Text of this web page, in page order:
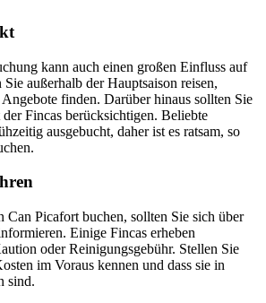
kann auch einen großen Einfluss auf
außerhalb der Hauptsaison reisen,
finden. Darüber hinaus sollten Sie
Fincas berücksichtigen. Beliebte
ausgebucht, daher ist es ratsam, so
Can Picafort buchen, sollten Sie sich über
Einige Fincas erheben
oder Reinigungsgebühr. Stellen Sie
im Voraus kennen und dass sie in
sind.